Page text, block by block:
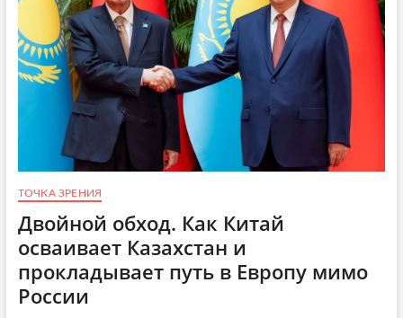
о
в
н
я
в
д
а
с
п
и
с
к
о
ТОЧКА ЗРЕНИЯ
Двойной обход. Как Китай
осваивает Казахстан и
прокладывает путь в Европу мимо
России